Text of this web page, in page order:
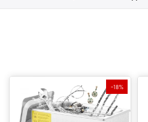
-18%